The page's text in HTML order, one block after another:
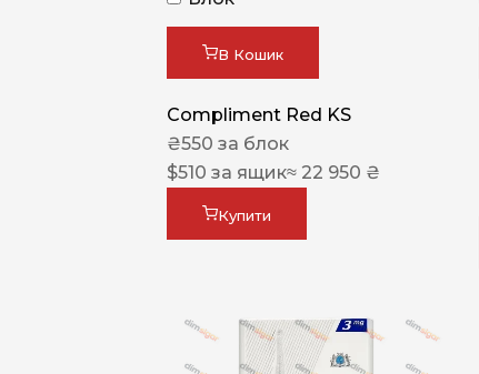
В Кошик
Compliment Red KS
₴550 за блок
$510 за ящик≈ 22 950 ₴
Купити